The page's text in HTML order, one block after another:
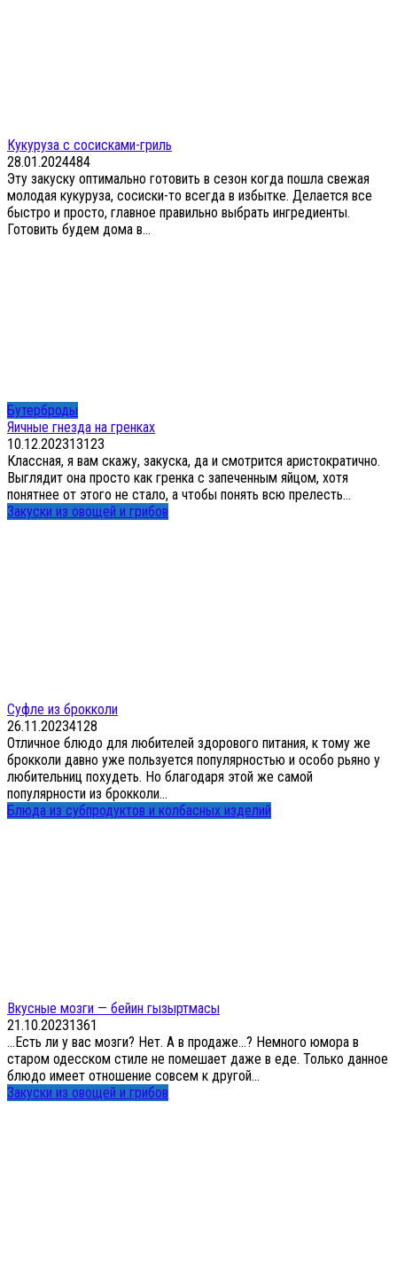
Кукуруза с сосисками-гриль
28.01.2024484
Эту закуску оптимально готовить в сезон когда пошла свежая
молодая кукуруза, сосиски-то всегда в избытке. Делается все
быстро и просто, главное правильно выбрать ингредиенты.
Готовить будем дома в...
Бутерброды
Яичные гнезда на гренках
10.12.202313123
Классная, я вам скажу, закуска, да и смотрится аристократично.
Выглядит она просто как гренка с запеченным яйцом, хотя
понятнее от этого не стало, а чтобы понять всю прелесть...
Закуски из овощей и грибов
Суфле из брокколи
26.11.20234128
Отличное блюдо для любителей здорового питания, к тому же
брокколи давно уже пользуется популярностью и особо рьяно у
любительниц похудеть. Но благодаря этой же самой
популярности из брокколи...
Блюда из субпродуктов и колбасных изделий
Вкусные мозги — бейин гызыртмасы
21.10.20231361
…Есть ли у вас мозги? Нет. А в продаже…? Немного юмора в
старом одесском стиле не помешает даже в еде. Только данное
блюдо имеет отношение совсем к другой...
Закуски из овощей и грибов